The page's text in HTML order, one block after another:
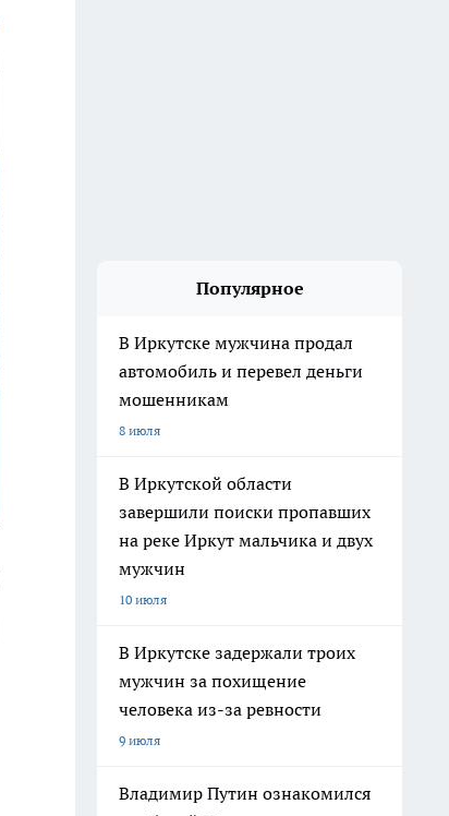
Популярное
В Иркутске мужчина продал
автомобиль и перевел деньги
мошенникам
8 июля
В Иркутской области
завершили поиски пропавших
на реке Иркут мальчика и двух
мужчин
10 июля
В Иркутске задержали троих
мужчин за похищение
человека из-за ревности
9 июля
Владимир Путин ознакомился